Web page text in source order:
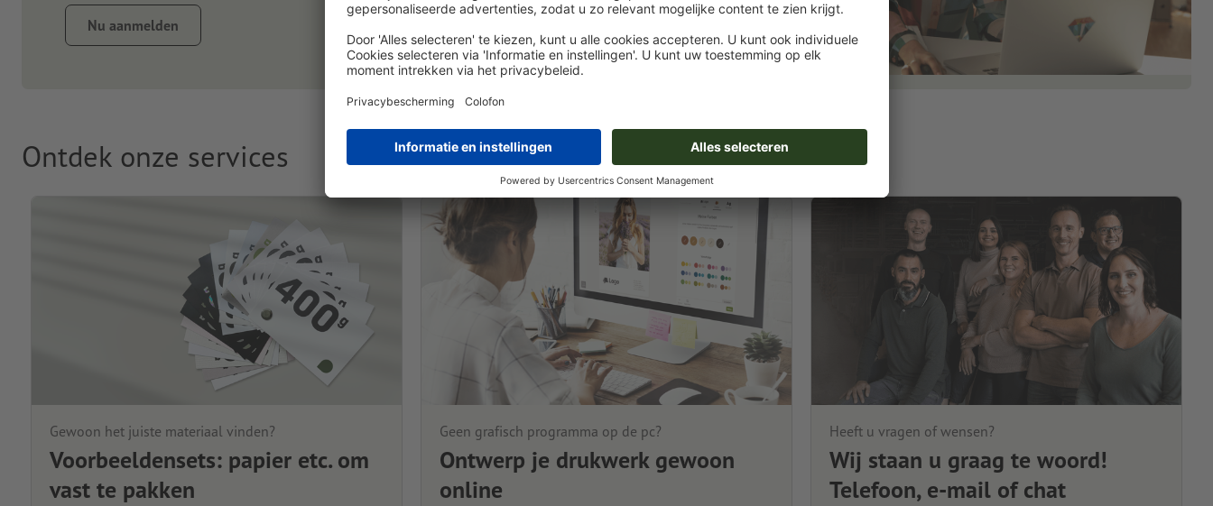
Nu aanmelden
Ontdek onze services
Gewoon het juiste materiaal vinden?
Voorbeeldensets: papier etc. om
vast te pakken
Geen grafisch programma op de pc?
Ontwerp je drukwerk gewoon
online
Heeft u vragen of wensen?
Wij staan u graag te woord!
Telefoon, e-mail of chat